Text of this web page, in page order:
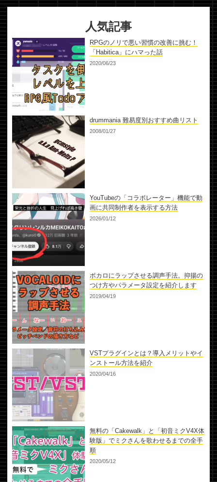
人気記事
RPGのノリで悪い習慣の改善に挑む！
「Habitica」にハマった話
2020/06/23
drummania 難易度別おすすめ曲リスト
2008/01/27
YouTubeの「コラボレーター」機能で動
画に共同制作者を表示する方法
2026/01/12
ボカロにラップさせる調声手法。抑揚の
つけ方やパラメータ設定を紹介します
2019/04/19
VSTプラグインとは？導入メリットやイ
ンストール方法を紹介
2020/04/16
無料の「Cakewalk」と「初音ミクV4X体
験版」でミクさんを歌わせるまでの全手
順
2020/05/12